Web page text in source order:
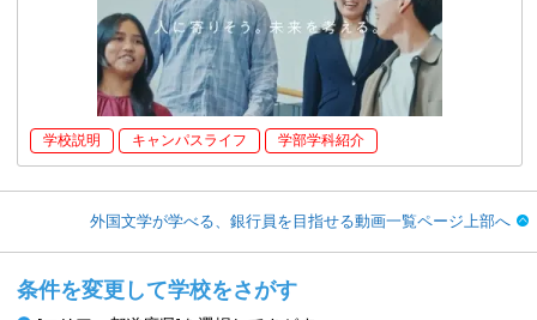
学校説明 キャンパスライフ 学部学科紹介
外国文学が学べる、銀行員を目指せる動画一覧ページ上部へ
条件を変更して学校をさがす